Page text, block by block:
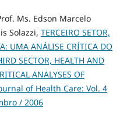
Ms. Edson Marcelo
Solazzi, TERCEIRO SETOR,
UMA ANÁLISE CRÍTICA DO
SECTOR, HEALTH AND
ANALYSES OF
of Health Care: Vol. 4
/ 2006